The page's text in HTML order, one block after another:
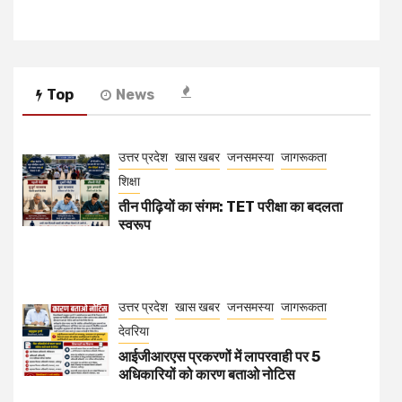
Top News
उत्तर प्रदेश खास खबर जनसमस्या जागरूकता
शिक्षा
तीन पीढ़ियों का संगम: TET परीक्षा का बदलता
स्वरूप
उत्तर प्रदेश खास खबर जनसमस्या जागरूकता
देवरिया
आईजीआरएस प्रकरणों में लापरवाही पर 5
अधिकारियों को कारण बताओ नोटिस